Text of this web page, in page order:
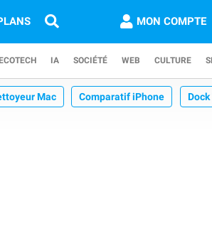
MON COMPTE
ECOTECH IA SOCIÉTÉ WEB CULTURE
Mac Comparatif iPhone